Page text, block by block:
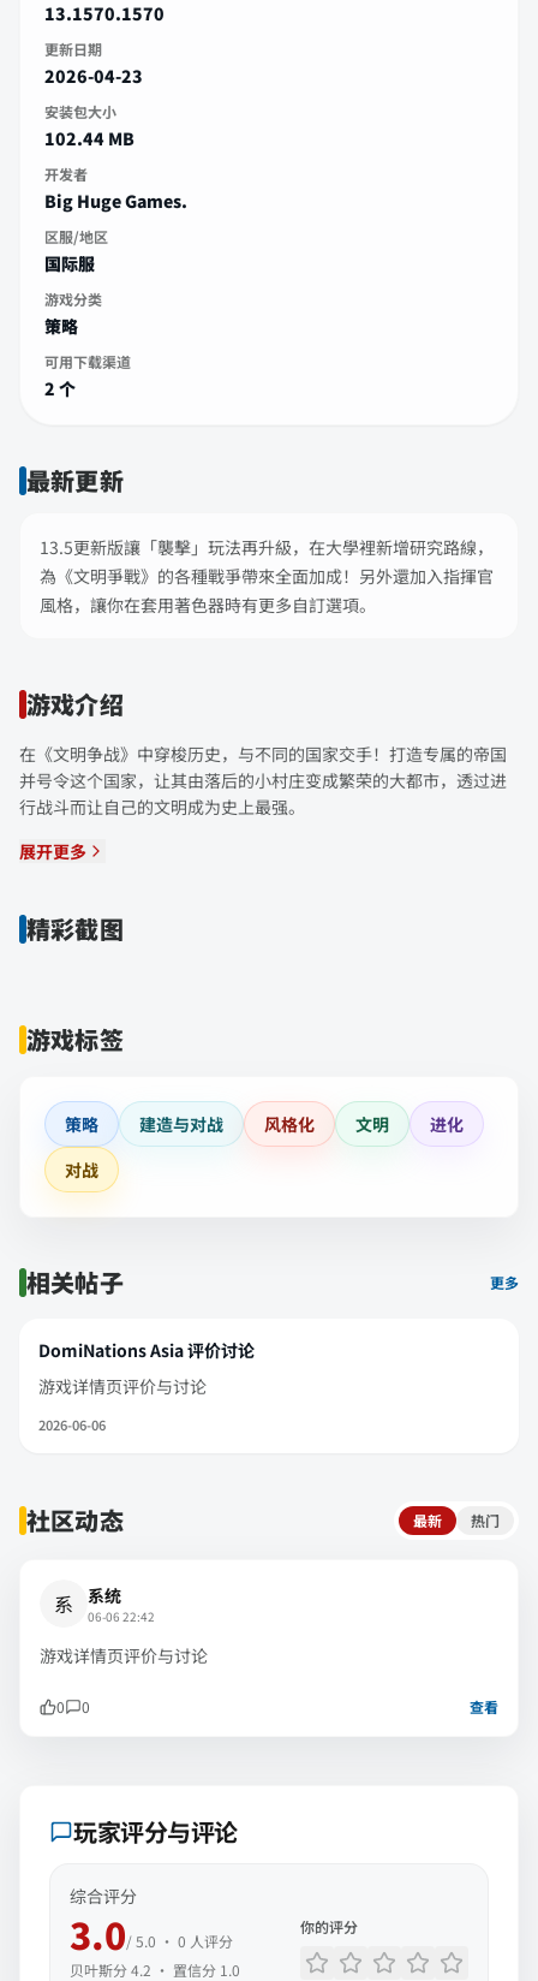
13.1570.1570
更新日期
2026-04-23
安装包大小
102.44 MB
开发者
Big Huge Games.
区服/地区
国际服
游戏分类
策略
可用下载渠道
2 个
最新更新
13.5更新版讓「襲擊」玩法再升級，在大學裡新增研究路線，
為《文明爭戰》的各種戰爭帶來全面加成！另外還加入指揮官
風格，讓你在套用著色器時有更多自訂選項。
游戏介绍
在《文明争战》中穿梭历史，与不同的国家交手！打造专属的帝国
并号令这个国家，让其由落后的小村庄变成繁荣的大都市，透过进
行战斗而让自己的文明成为史上最强。
展开更多
精彩截图
游戏标签
策略 建造与对战 风格化 文明
进化
对战
相关帖子 更多
DomiNations Asia 评价讨论
游戏详情页评价与讨论
2026-06-06
社区动态 最新 热门
系 系统
06-06 22:42
游戏详情页评价与讨论
0 0 查看
玩家评分与评论
综合评分
3.0/ 5.0 · 0 人评分
贝叶斯分4.2 · 置信分 1.0
你的评分